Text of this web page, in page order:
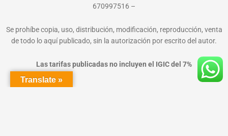
670997516 –
Se prohíbe copia, uso, distribución, modificación, reproducción, venta
de todo lo aquí publicado, sin la autorización por escrito del autor.
Las tarifas publicadas no incluyen el IGIC del 7%
Translate »